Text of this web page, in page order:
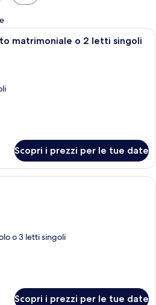
Camera Standard con letto
matrimoniale o 2 letti singoli
Scopri i prezzi per le tue date
1 camera, una cassaforte in camera,
o 3 letti singoli
Scopri i prezzi per le tue date